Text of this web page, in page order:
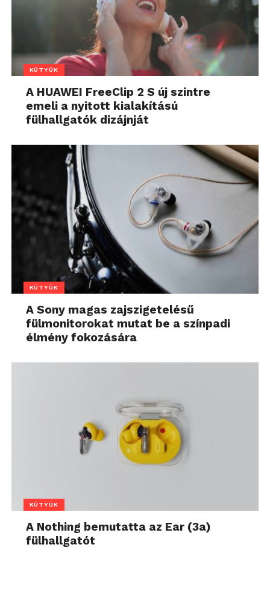
KÜTYÜK
A HUAWEI FreeClip 2 S új szintre
emeli a nyitott kialakítású
fülhallgatók dizájnját
KÜTYÜK
A Sony magas zajszigetelésű
fülmonitorokat mutat be a színpadi
élmény fokozására
KÜTYÜK
A Nothing bemutatta az Ear (3a)
fülhallgatót